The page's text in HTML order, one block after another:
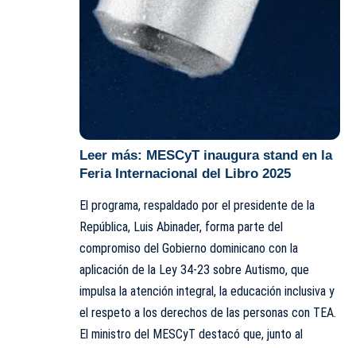
Leer más: MESCyT inaugura stand en la
Feria Internacional del Libro 2025
El programa, respaldado por el presidente de la
República, Luis Abinader, forma parte del
compromiso del Gobierno dominicano con la
aplicación de la Ley 34-23 sobre Autismo, que
impulsa la atención integral, la educación inclusiva y
el respeto a los derechos de las personas con TEA.
El ministro del MESCyT destacó que, junto al